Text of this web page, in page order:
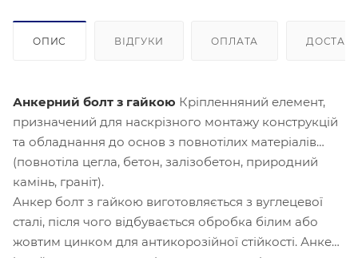
ОПИС ВІДГУКИ ОПЛАТА
Анкерний болт з гайкою Кріпленняний елемент,
призначений для наскрізного монтажу конструкцій
та обладнання до основ з повнотілих матеріалів
(повнотіла цегла, бетон, залізобетон, природний
камінь, граніт).
Анкер болт з гайкою виготовляється з вуглецевої
сталі, після чого відбувається обробка білим або
жовтим цинком для антикорозійної стійкості. Анкер